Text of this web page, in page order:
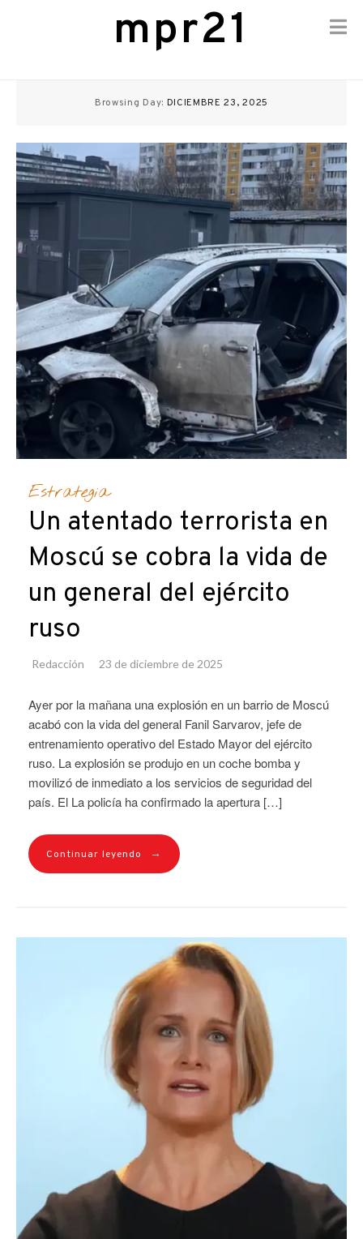
mpr21
Browsing Day: DICIEMBRE 23, 2025
Estrategia
Un atentado terrorista en
Moscú se cobra la vida de
un general del ejército
ruso
Redacción 23 de diciembre de 2025
Ayer por la mañana una explosión en un barrio de Moscú
acabó con la vida del general Fanil Sarvarov, jefe de
entrenamiento operativo del Estado Mayor del ejército
ruso. La explosión se produjo en un coche bomba y
movilizó de inmediato a los servicios de seguridad del
país. El La policía ha confirmado la apertura […]
Continuar leyendo →